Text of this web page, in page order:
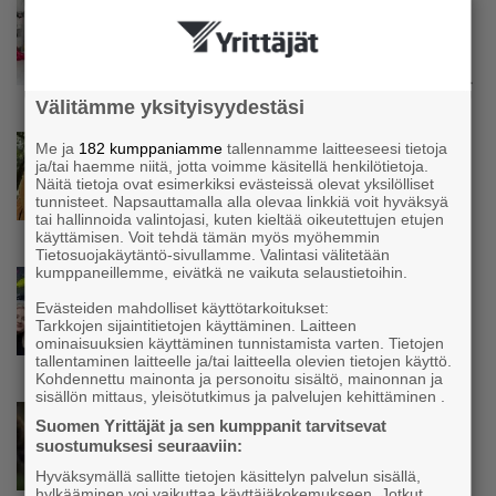
Kolmesta syövästä, uupumuksista ja
syömishäiriöstä selvinnyt Mira Rinne: ”Kun
oppinut kestämään myös yrittäjyyteen
kuuluvaa epävarmuutta”
Uutinen
Siivousyrittäjän työntekijä joutuu
matkustamaan yli 300 kilometriä
suorittaakseen ajokortin – ”Ei aja syrjäseudun
etua”
Uutinen
Isät opettelevat kampauksia oluen äärellä –
Voimamiehen lettivideot poikivat yrittäjälle
satoja yhteydenottoja
Koneyrittäjät: Lainsäädännössä ”villisian
vahingot eivät voi jäädä vain yksittäisen
Välitämme yksityisyydestäsi
Me ja 182 kumppaniamme tallennamme laitteeseesi tietoja
ja/tai haemme niitä, jotta voimme käsitellä henkilötietoja.
Näitä tietoja ovat esimerkiksi evästeissä olevat yksilölliset
tunnisteet. Napsauttamalla alla olevaa linkkiä voit hyväksyä
tai hallinnoida valintojasi, kuten kieltää oikeutettujen etujen
käyttämisen. Voit tehdä tämän myös myöhemmin
Tietosuojakäytäntö-sivullamme. Valintasi välitetään
kumppaneillemme, eivätkä ne vaikuta selaustietoihin.
Evästeiden mahdolliset käyttötarkoitukset:
Tarkkojen sijaintitietojen käyttäminen. Laitteen
ominaisuuksien käyttäminen tunnistamista varten. Tietojen
tallentaminen laitteelle ja/tai laitteella olevien tietojen käyttö.
Kohdennettu mainonta ja personoitu sisältö, mainonnan ja
sisällön mittaus, yleisötutkimus ja palvelujen kehittäminen .
Suomen Yrittäjät ja sen kumppanit tarvitsevat
suostumuksesi seuraaviin:
Hyväksymällä sallitte tietojen käsittelyn palvelun sisällä,